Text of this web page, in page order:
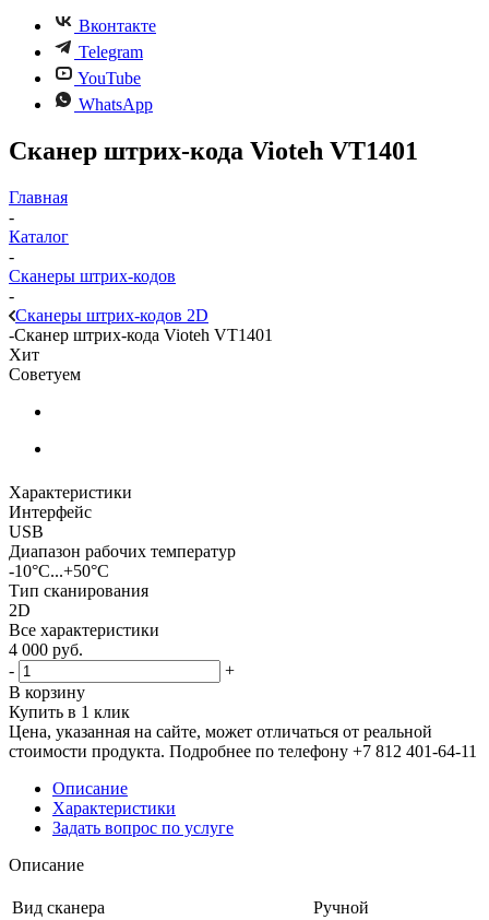
Вконтакте
Telegram
YouTube
WhatsApp
Сканер штрих-кода Vioteh VT1401
Главная
-
Каталог
-
Сканеры штрих-кодов
-
Сканеры штрих-кодов 2D
-Сканер штрих-кода Vioteh VT1401
Хит
Советуем
Характеристики
Интерфейс
USB
Диапазон рабочих температур
-10°С...+50°C
Тип сканирования
2D
Все характеристики
4 000 руб.
-
+
В корзину
Купить в 1 клик
Цена, указанная на сайте, может отличаться от реальной
стоимости продукта. Подробнее по телефону +7 812 401-64-11
Описание
Характеристики
Задать вопрос по услуге
Описание
Вид сканера
Ручной